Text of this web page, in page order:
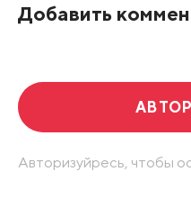
Добавить
Авторизуйресь, чтобы